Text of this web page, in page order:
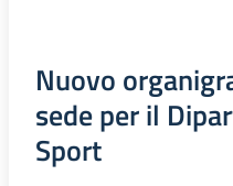
Nuovo
sede per il
Sport